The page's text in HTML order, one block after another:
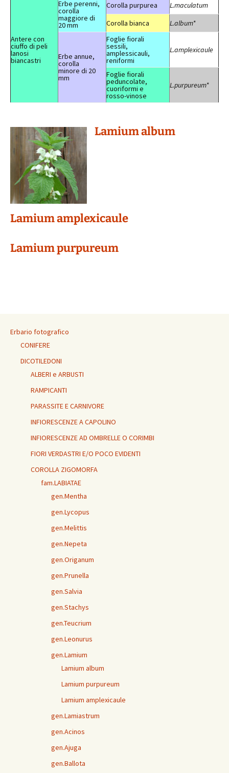
Antere con
ciuffo di peli
lanosi
biancastri
Erbe perenni,
corolla
maggiore di
20 mm
Corolla purpurea
L.maculatum
Corolla bianca
L.album*
Erbe annue,
corolla
minore di 20
mm
Foglie fiorali
sessili,
amplessicauli,
reniformi
L.amplexicaule
Foglie fiorali
peduncolate,
cuoriformi e
rosso-vinose
L.purpureum*
Lamium album
Lamium amplexicaule
Lamium purpureum
Erbario fotografico
CONIFERE
DICOTILEDONI
ALBERI e ARBUSTI
RAMPICANTI
PARASSITE E CARNIVORE
INFIORESCENZE A CAPOLINO
INFIORESCENZE AD OMBRELLE O CORIMBI
FIORI VERDASTRI E/O POCO EVIDENTI
COROLLA ZIGOMORFA
fam.LABIATAE
gen.Mentha
gen.Lycopus
gen.Melittis
gen.Nepeta
gen.Origanum
gen.Prunella
gen.Salvia
gen.Stachys
gen.Teucrium
gen.Leonurus
gen.Lamium
Lamium album
Lamium purpureum
Lamium amplexicaule
gen.Lamiastrum
gen.Acinos
gen.Ajuga
gen.Ballota